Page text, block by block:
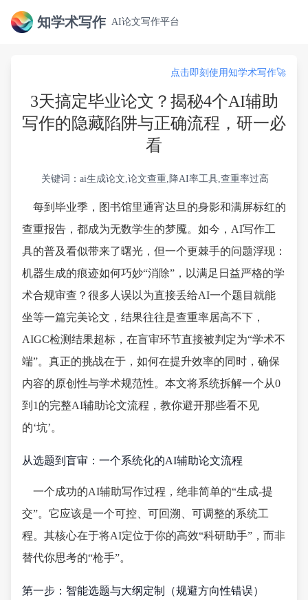
知学术写作 AI论文写作平台
点击即刻使用知学术写作🚀
3天搞定毕业论文？揭秘4个AI辅助
写作的隐藏陷阱与正确流程，研一必
看
关键词：ai生成论文,论文查重,降AI率工具,查重率过高
每到毕业季，图书馆里通宵达旦的身影和满屏标红的
查重报告，都成为无数学生的梦魇。如今，AI写作工
具的普及看似带来了曙光，但一个更棘手的问题浮现：
机器生成的痕迹如何巧妙“消除”，以满足日益严格的学
术合规审查？很多人误以为直接丢给AI一个题目就能
坐等一篇完美论文，结果往往是查重率居高不下，
AIGC检测结果超标，在盲审环节直接被判定为“学术不
端”。真正的挑战在于，如何在提升效率的同时，确保
内容的原创性与学术规范性。本文将系统拆解一个从0
到1的完整AI辅助论文流程，教你避开那些看不见
的‘坑’。
从选题到盲审：一个系统化的AI辅助论文流程
一个成功的AI辅助写作过程，绝非简单的“生成-提
交”。它应该是一个可控、可回溯、可调整的系统工
程。其核心在于将AI定位于你的高效“科研助手”，而非
替代你思考的“枪手”。
第一步：智能选题与大纲定制（规避方向性错误）